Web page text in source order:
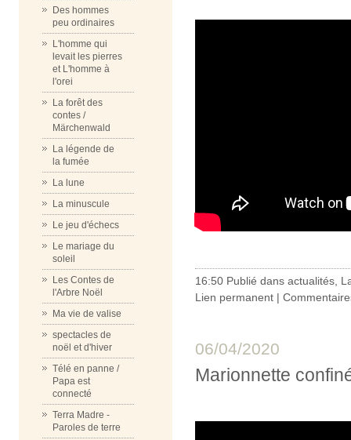
Des hommes
peu ordinaires
L'homme qui
levait les pierres
et L'homme à
l'orei
La forêt des
contes /
Märchenwald
La légende de
la fumée
La lune
La minuscule
Le jeu d'échecs
Le mariage du
soleil
Les Contes de
l'Arbre Noël
Ma vie de valise
spectacles de
noël et d'hiver
Télé en panne /
Papa est
connecté
Terra Madre -
Paroles de terre
16:50 Publié dans actualités
Lien permanent |
06/04/2020
Marionnette